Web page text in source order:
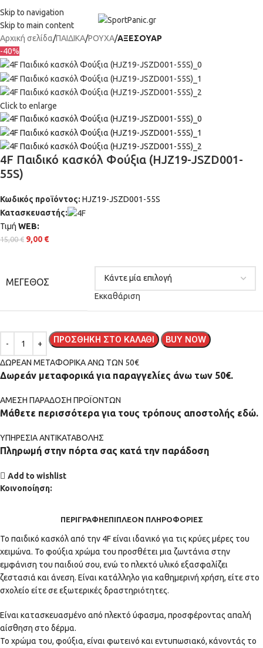
Skip to navigation
Skip to main content
Αρχική σελίδα ΠΑΙΔΙΚΑ ΡΟΥΧΑ ΑΞΕΣΟΥΑΡ
-40%
Click to enlarge
4F Παιδικό κασκόλ Φούξια (HJZ19-JSZD001-
55S)
Κωδικός προϊόντος: HJZ19-JSZD001-55S
Κατασκευαστής:
Τιμή WΕΒ:
15,00€ 9,00 €
ΜΈΓΕΘΟΣ
Εκκαθάριση
ΠΡΟΣΘΉΚΗ ΣΤΟ ΚΑΛΆΘΙ BUY NOW
ΔΩΡΕΑΝ ΜΕΤΑΦΟΡΙΚΑ ΑΝΩ ΤΩΝ 50€
Δωρεάν μεταφορικά για παραγγελίες άνω των 50€.
ΑMEΣΗ ΠΑΡΑΔΟΣΗ ΠΡΟΪΟΝΤΩΝ
Μάθετε περισσότερα για τους τρόπους αποστολής εδώ.
ΥΠΗΡΕΣΙΑ ΑΝΤΙΚΑΤΑΒΟΛΗΣ
Πληρωμή στην πόρτα σας κατά την παράδοση
Add to wishlist
Κοινοποίηση:
ΠΕΡΙΓΡΑΦΉΕΠΙΠΛΈΟΝ ΠΛΗΡΟΦΟΡΊΕΣ
Το παιδικό κασκόλ από την 4F είναι ιδανικό για τις κρύες μέρες του
χειμώνα. Το φούξια χρώμα του προσθέτει μια ζωντάνια στην
εμφάνιση του παιδιού σου, ενώ το πλεκτό υλικό εξασφαλίζει
ζεστασιά και άνεση. Είναι κατάλληλο για καθημερινή χρήση, είτε στο
σχολείο είτε σε εξωτερικές δραστηριότητες.
Είναι κατασκευασμένο από πλεκτό ύφασμα, προσφέροντας απαλή
αίσθηση στο δέρμα.
Το χρώμα του, φούξια, είναι φωτεινό και εντυπωσιακό, κάνοντάς το